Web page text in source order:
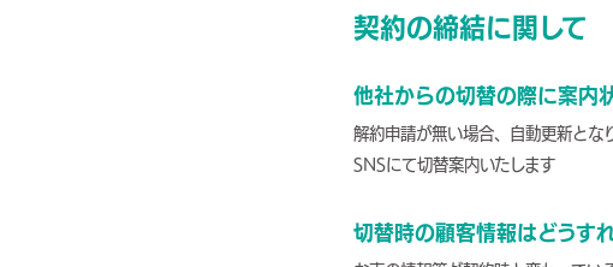
契約の締結に関して
他社からの切替の際に案内
解約申請が無い場合、自動更新とな
SNSにて切替案内いたします
切替時の顧客情報はどうす